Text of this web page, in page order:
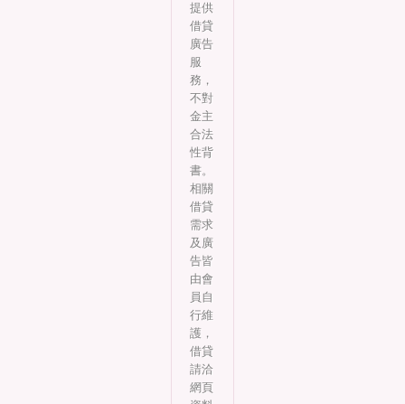
提供
借貸
廣告
服
務，
不對
金主
合法
性背
書。
相關
借貸
需求
及廣
告皆
由會
員自
行維
護，
借貸
請洽
網頁